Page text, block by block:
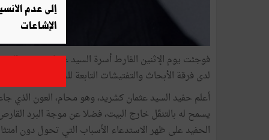
فوجئت يوم الإثنين الفارط أسرة السيد عثمان كشريد
لدى فرقة الأبحاث والتفتيشات التابعة للحرس الوطني
يسمح له بالتنقّل خارج البيت، فضلا عن موجة البرد
الحفيد على ظهر الاستدعاء الأسباب التي تحول دون
إلى عدم
الإشاعات